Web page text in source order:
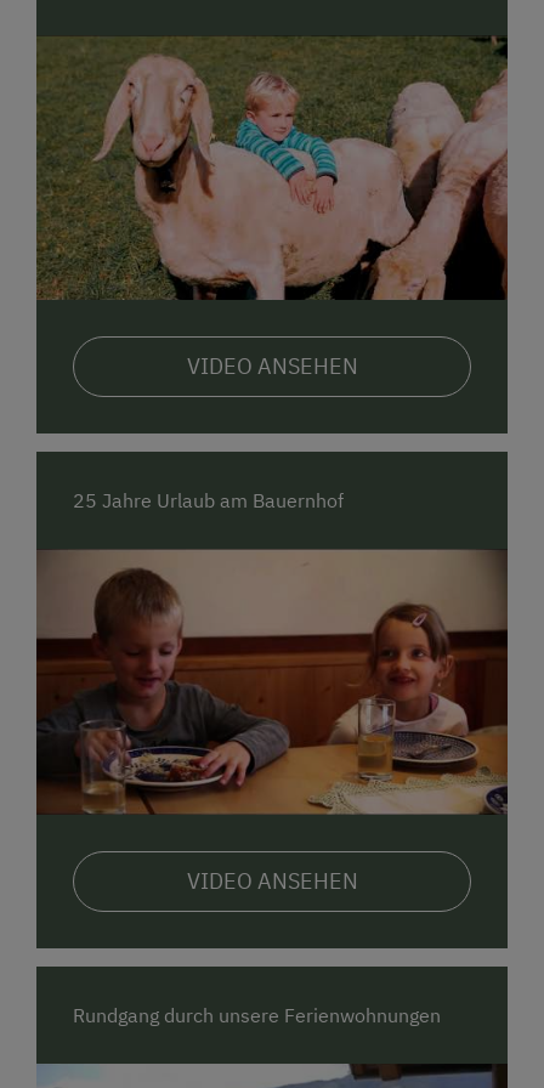
VIDEO ANSEHEN
25 Jahre Urlaub am Bauernhof
VIDEO ANSEHEN
Rundgang durch unsere Ferienwohnungen